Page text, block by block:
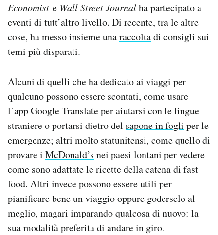
Economist e Wall Street Journalha partecipato a
eventi di tutt’altro livello. Di recente, tra le altre
cose, ha messo insieme unaraccoltadi consigli sui
temi più disparati.
Alcuni di quelli che ha dedicato ai viaggi per
qualcuno possono essere scontati, come usare
l’app Google Translate per aiutarsi con le lingue
straniere o portarsi dietro del sapone in fogli per le
emergenze; altri molto statunitensi, come quello di
provare i McDonald’s nei paesi lontani per vedere
come sono adattate le ricette della catena di fast
food. Altri invece possono essere utili per
pianificare bene un viaggio oppure goderselo al
meglio, magari imparando qualcosa di nuovo: la
sua modalità preferita di andare in giro.